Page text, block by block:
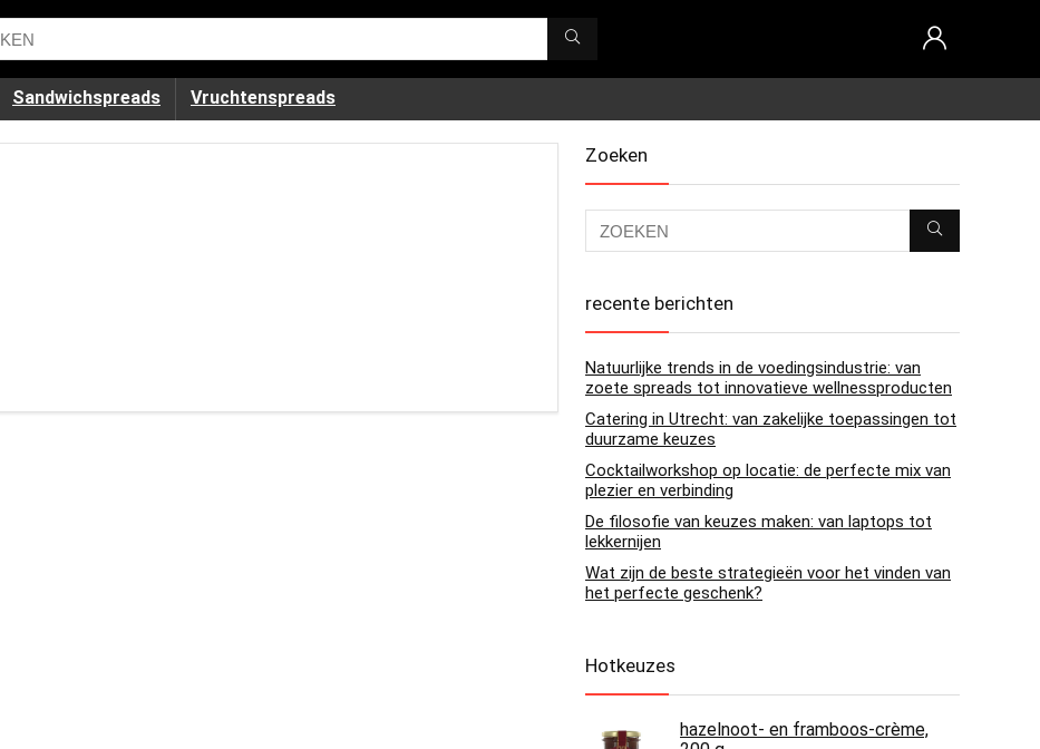
Sandwichspreads Vruchtenspreads
Zoeken
recente berichten
Natuurlijke trends in de voedingsindustrie: van
zoete spreads tot innovatieve wellnessproducten
Catering in Utrecht: van zakelijke toepassingen tot
duurzame keuzes
Cocktailworkshop op locatie: de perfecte mix van
plezier en verbinding
De filosofie van keuzes maken: van laptops tot
lekkernijen
Wat zijn de beste strategieën voor het vinden van
het perfecte geschenk?
Hotkeuzes
hazelnoot- en framboos-crème,